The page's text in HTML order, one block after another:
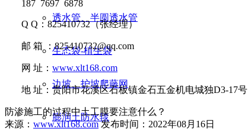
透水管、半圆透水管
生态袋-植生袋
边坡、护坡爬藤网
膨润土防水毯
187 7697 6878
Q Q ： 825410732（张经理）
邮 箱 ：825410732@qq.com
网 址： www.xlt168.com
地 址：贵阳市花溪区石板镇金石五金机电城独D3-17号
防渗施工的过程中土工膜要注意什么？
来源： www.xlt168.com发布时间：2022年08月16日